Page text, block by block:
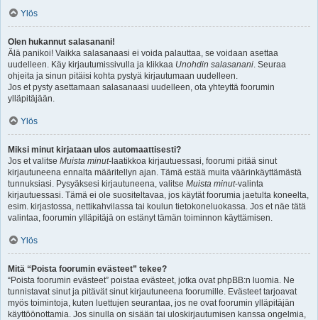
Ylös
Olen hukannut salasanani!
Älä panikoi! Vaikka salasanaasi ei voida palauttaa, se voidaan asettaa
uudelleen. Käy kirjautumissivulla ja klikkaa Unohdin salasanani. Seuraa
ohjeita ja sinun pitäisi kohta pystyä kirjautumaan uudelleen.
Jos et pysty asettamaan salasanaasi uudelleen, ota yhteyttä foorumin
ylläpitäjään.
Ylös
Miksi minut kirjataan ulos automaattisesti?
Jos et valitse Muista minut-laatikkoa kirjautuessasi, foorumi pitää sinut
kirjautuneena ennalta määritellyn ajan. Tämä estää muita väärinkäyttämästä
tunnuksiasi. Pysyäksesi kirjautuneena, valitse Muista minut-valinta
kirjautuessasi. Tämä ei ole suositeltavaa, jos käytät foorumia jaetulta koneelta,
esim. kirjastossa, nettikahvilassa tai koulun tietokoneluokassa. Jos et näe tätä
valintaa, foorumin ylläpitäjä on estänyt tämän toiminnon käyttämisen.
Ylös
Mitä “Poista foorumin evästeet” tekee?
“Poista foorumin evästeet” poistaa evästeet, jotka ovat phpBB:n luomia. Ne
tunnistavat sinut ja pitävät sinut kirjautuneena foorumille. Evästeet tarjoavat
myös toimintoja, kuten luettujen seurantaa, jos ne ovat foorumin ylläpitäjän
käyttöönottamia. Jos sinulla on sisään tai uloskirjautumisen kanssa ongelmia,